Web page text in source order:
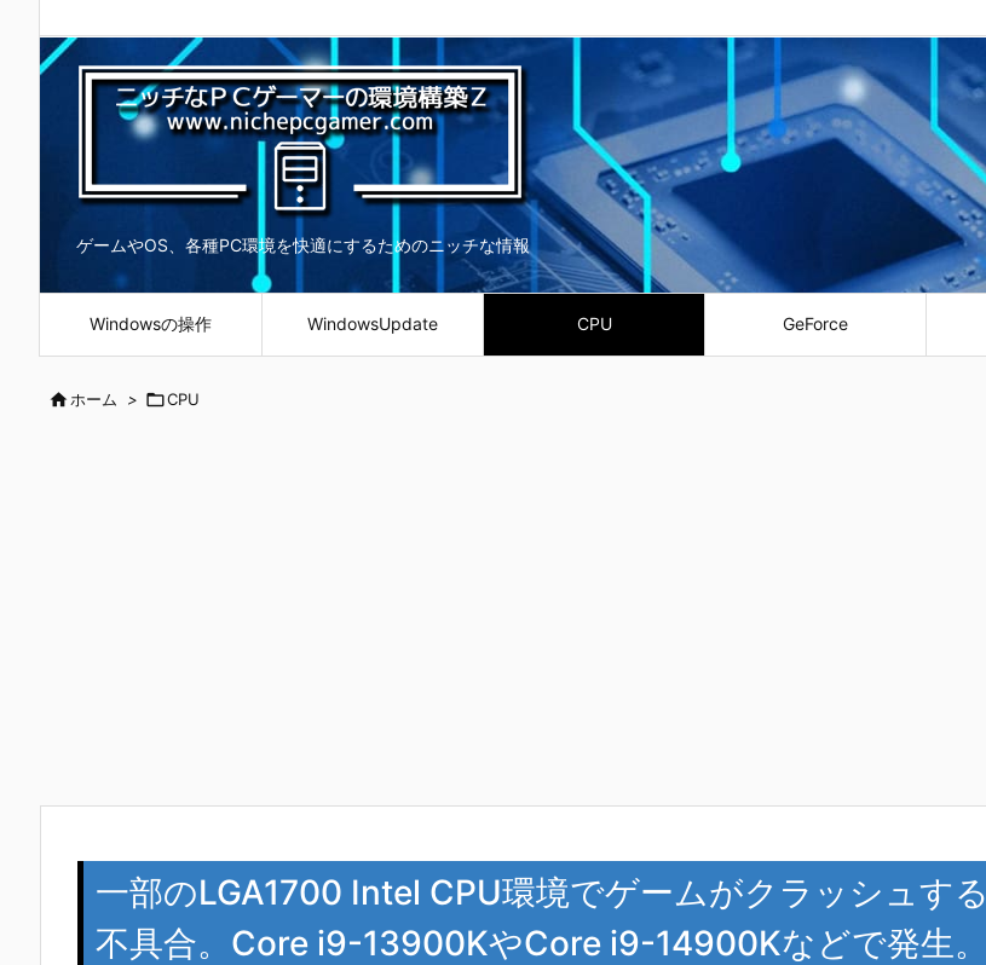
ゲームやOS、各種PC環境を快適にするためのニッチな情報
Windowsの操作 WindowsUpdate CPU GeForce
ホーム > CPU
一部のLGA1700 Intel CPU環境でゲームがクラッシュする
不具合。Core i9-13900KやCore i9-14900Kなどで発生。